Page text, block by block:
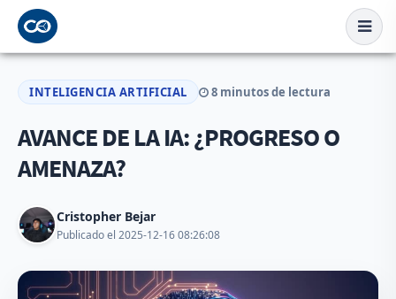
INTELIGENCIA ARTIFICIAL 8 minutos de lectura
AVANCE DE LA IA: ¿PROGRESO O
AMENAZA?
Cristopher Bejar
Publicado el 2025-12-16 08:26:08